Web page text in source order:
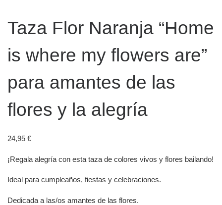
Taza Flor Naranja “Home
is where my flowers are”
para amantes de las
flores y la alegría
24,95 €
¡Regala alegría con esta taza de colores vivos y flores bailando!
Ideal para cumpleaños, fiestas y celebraciones.
Dedicada a las/os amantes de las flores.